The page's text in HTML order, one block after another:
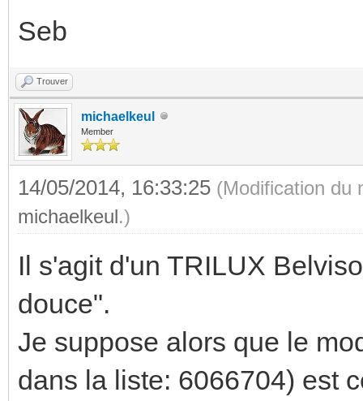
Seb
Trouver
michaelkeul
Member
14/05/2014, 16:33:25 (Modification du
michaelkeul.)
Il s'agit d'un TRILUX
douce".
Je suppose alors que le
dans la liste: 6066704) est